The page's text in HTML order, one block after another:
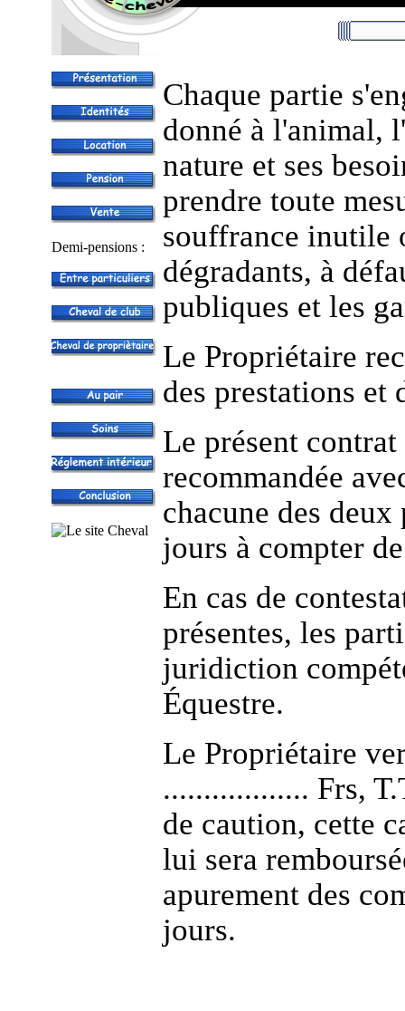
Demi-pensions :
Chaque partie
donné à l'animal,
nature et ses
prendre toute
souffrance inutile
dégradants, à
publiques et les
Le Propriétaire
des prestations et
Le présent
recommandée
chacune des
jours à compter
En cas de
présentes, les
juridiction
Équestre.
Le Propriétaire
.................. Frs,
de caution, cette
lui sera
apurement des
jours.